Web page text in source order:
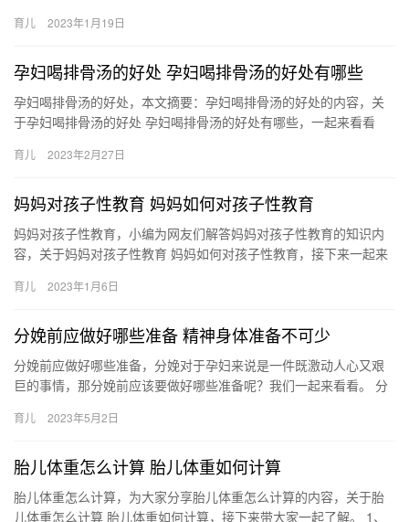
绍。…
育儿 2023年1月19日
孕妇喝排骨汤的好处 孕妇喝排骨汤的好处有哪些
孕妇喝排骨汤的好处，本文摘要：孕妇喝排骨汤的好处的内容，关
于孕妇喝排骨汤的好处 孕妇喝排骨汤的好处有哪些，一起来看看
妇…
育儿 2023年2月27日
妈妈对孩子性教育 妈妈如何对孩子性教育
妈妈对孩子性教育，小编为网友们解答妈妈对孩子性教育的知识内
容，关于妈妈对孩子性教育 妈妈如何对孩子性教育，接下来一起来
对…
育儿 2023年1月6日
分娩前应做好哪些准备 精神身体准备不可少
分娩前应做好哪些准备，分娩对于孕妇来说是一件既激动人心又艰
巨的事情，那分娩前应该要做好哪些准备呢？我们一起来看看。 分
母…
育儿 2023年5月2日
胎儿体重怎么计算 胎儿体重如何计算
胎儿体重怎么计算，为大家分享胎儿体重怎么计算的内容，关于胎
儿体重怎么计算 胎儿体重如何计算，接下来带大家一起了解。 1、